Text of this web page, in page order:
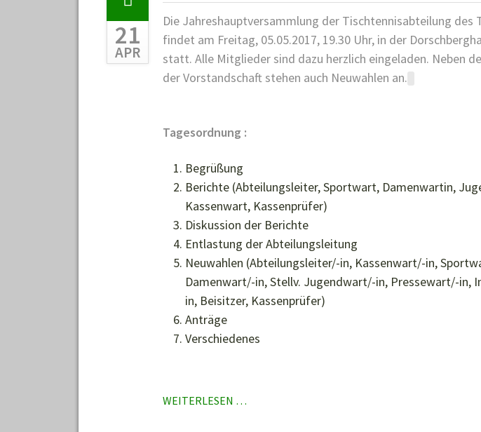
21
APR
Die Jahreshauptversammlung der Tischtennisabteilung des
findet am Freitag, 05.05.2017, 19.30 Uhr, in der
statt. Alle Mitglieder sind dazu herzlich eingeladen. Neben
der Vorstandschaft stehen auch Neuwahlen an.
Tagesordnung :
Begrüßung
Berichte (Abteilungsleiter, Sportwart, Damenwartin,
Kassenwart, Kassenprüfer)
Diskussion der Berichte
Entlastung der Abteilungsleitung
Neuwahlen (Abteilungsleiter/-in, Kassenwart/-in,
Damenwart/-in, Stellv. Jugendwart/-in, Pressewart/-in,
in, Beisitzer, Kassenprüfer)
Anträge
Verschiedenes
WEITERLESEN …